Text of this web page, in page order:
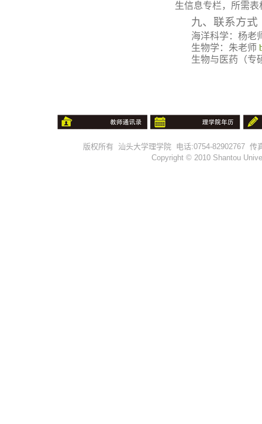
生信息专栏，所需
九、 联系方式
海洋科学：杨老
生物学：朱老师
生物与医药（专
版权所有 汕头大学理学院 电话:0754-82902767 传
Copyright © 2010 Shantou